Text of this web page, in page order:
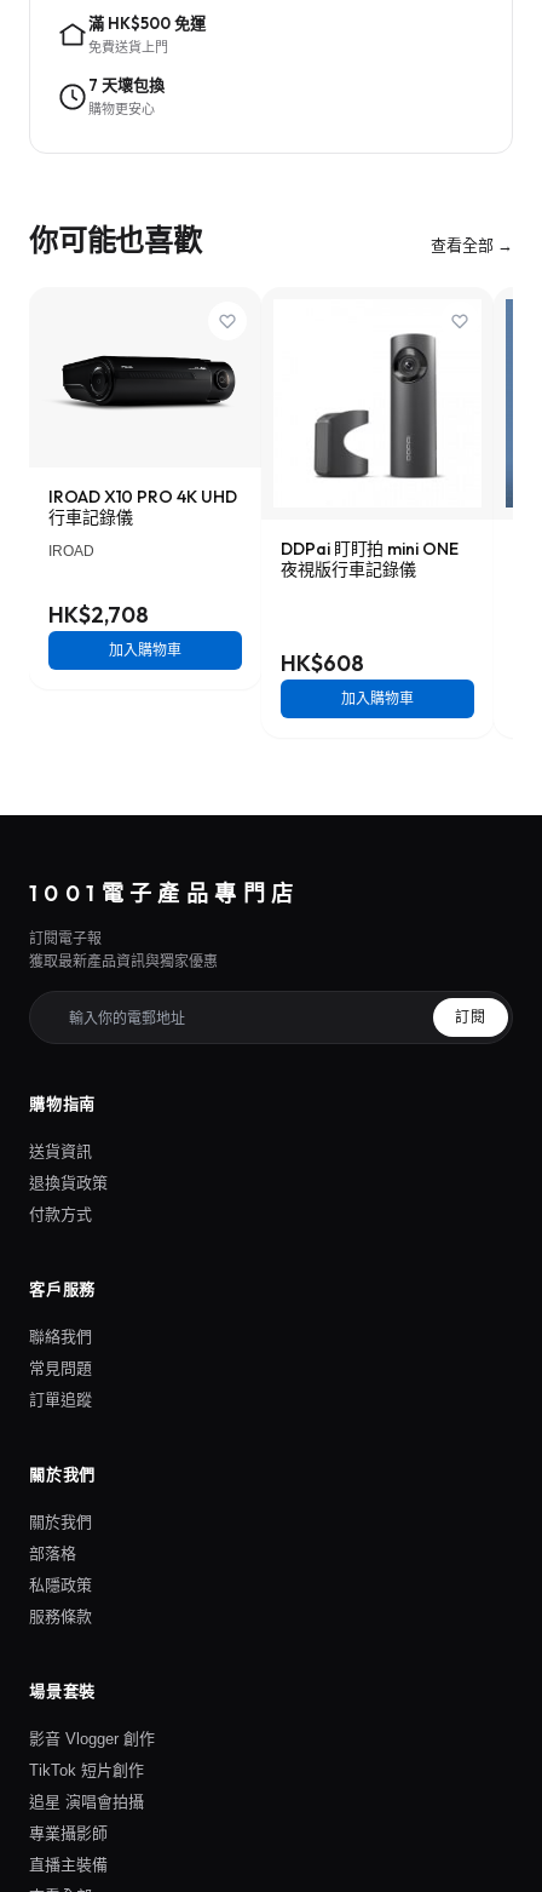
滿 HK$500 免運
免費送貨上門
7 天壞包換
購物更安心
你可能也喜歡 查看全部 →
IROAD X10 PRO 4K UHD
行車記錄儀
IROAD
HK$2,708
加入購物車
DDPai 盯盯拍 mini ONE
夜視版行車記錄儀
HK$608
加入購物車
1001電子產品專門店
訂閱電子報
獲取最新產品資訊與獨家優惠
訂閱
購物指南
送貨資訊
退換貨政策
付款方式
客戶服務
聯絡我們
常見問題
訂單追蹤
關於我們
關於我們
部落格
私隱政策
服務條款
場景套裝
影音 Vlogger 創作
TikTok 短片創作
追星 演唱會拍攝
專業攝影師
直播主裝備